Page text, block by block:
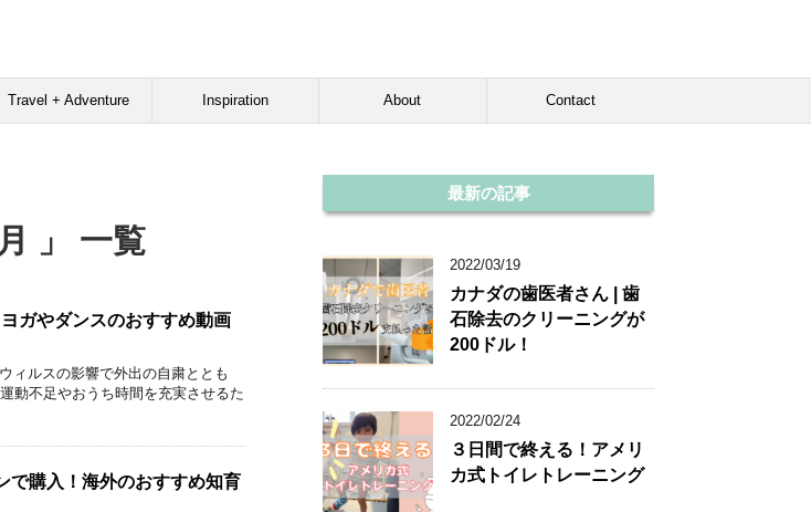
Travel + Adventure Inspiration About Contact
」 一覧
ガやダンスのおすすめ動画
ィルスの影響で外出の自粛ととも
動不足やおうち時間を充実させるた
で購入！海外のおすすめ知育
最新の記事
2022/03/19
カナダの歯医者さん | 歯
石除去のクリーニングが
200ドル！
2022/02/24
３日間で終える！アメリ
カ式トイレトレーニング